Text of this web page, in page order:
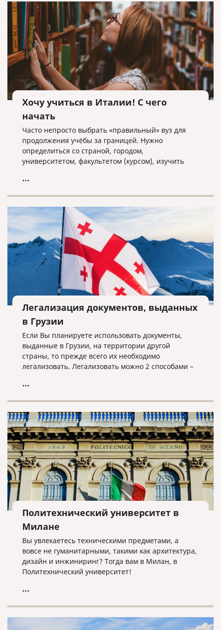
Хочу учиться в Италии! С чего
начать
Часто непросто выбрать «правильный» вуз для
продолжения учёбы за границей. Нужно
определиться со страной, городом,
университетом, факультетом (курсом), изучить
документы для поступления, подготовиться и
становится еще сложнее. Но если выбор уже пал
на Италию, мы поможем разобраться во многих
нюансах.
...
Легализация документов, выданных
в Грузии
Если Вы планируете использовать документы,
выданные в Грузии, на территории другой
страны, то прежде всего их необходимо
легализовать. Легализовать можно 2 способами –
консульская легализация. Для того, чтобы понять
Если страна входит в список стран подписавших
Гаагскую конвенцию, то проставляется штамп
апостиль. Если не входит, то выполняется полная
консульская легализация.
...
Политехнический университет в
Милане
Вы увлекаетесь техническими предметами, а
вовсе не гуманитарными, такими как архитектура,
дизайн и инжиниринг? Тогда вам в Милан, в
Политехнический университет!
...